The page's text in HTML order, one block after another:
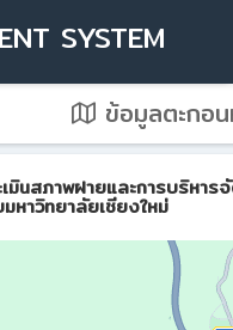
SYSTEM
ข้อมูลตะกอ
นสภาพฝายและการบริหา
หาวิทยาลัยเชียงใหม่